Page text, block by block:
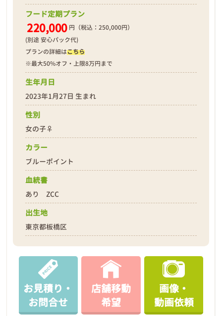
フード定期プラン
220,000 円（税込：250,000円）
(別途 安心パック代)
プランの詳細はこちら
※最大50%オフ・上限8万円まで
生年月日
2023年1月27日 生まれ
性別
女の子♀
カラー
ブルーポイント
血統書
あり ZCC
出生地
東京都板橋区
お見積り・
お問合せ
店舗移動
希望
画像・
動画依頼